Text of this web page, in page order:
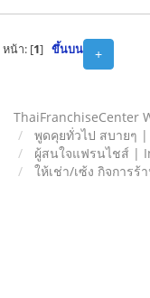
+
หน้า: [1] ขึ้นบน
ThaiFranchiseCenter
พูดคุยทั่วไป สบายๆ |
ผู้สนใจแฟรนไชส์ |
ให้เช่า/เซ้ง กิจการร้